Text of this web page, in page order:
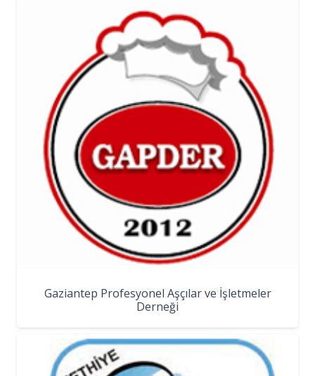
Gaziantep Profesyonel Aşçılar ve İşletmeler
Derneği